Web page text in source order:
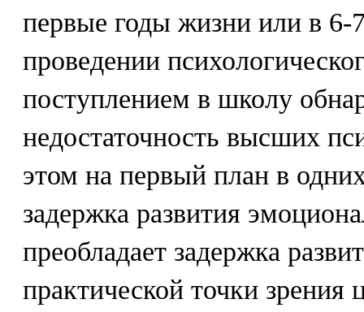
первые годы жизни или в 6-
проведении
поступлением в школу
недостаточность высших
этом на первый план в
задержка развития
преобладает задержка
практической точки зрения